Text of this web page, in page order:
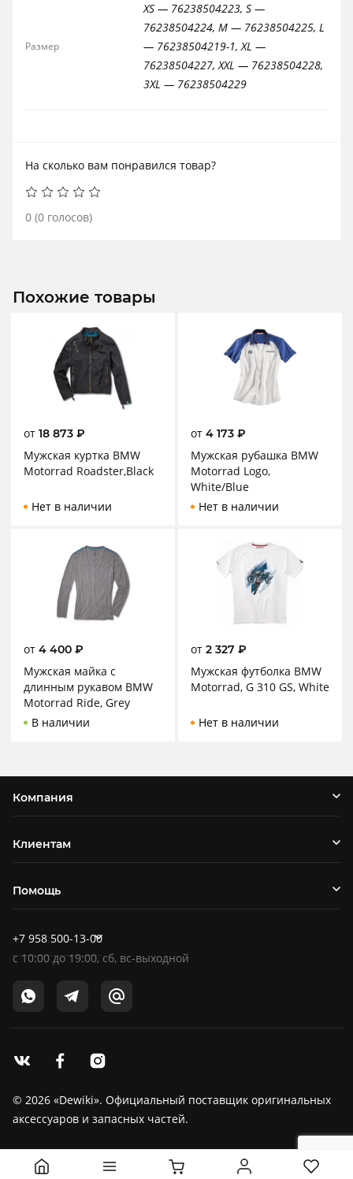
Размер
XS — 76238504223, S —
76238504224, M — 76238504225, L
— 76238504219-1, XL —
76238504227, XXL — 76238504228,
3XL — 76238504229
На сколько вам понравился товар?
0 (0 голосов)
Похожие товары
от 18 873 ₽
Мужская куртка BMW
Motorrad Roadster,Black
Нет в наличии
от 4 173 ₽
Мужская рубашка BMW
Motorrad Logo,
White/Blue
Нет в наличии
от 4 400 ₽
Мужская майка с
длинным рукавом BMW
Motorrad Ride, Grey
В наличии
от 2 327 ₽
Мужская футболка BMW
Motorrad, G 310 GS, White
Нет в наличии
Компания
Клиентам
Помощь
+7 958 500-13-00
c10:00до19:00, сб, вс-выходной
© 2026 «Dewiki». Официальный поставщик оригинальных
аксессуаров и запасных частей.